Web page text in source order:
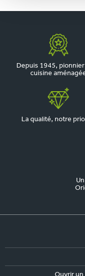
Depuis 1945, pionnier
cuisine
La qualité, notre